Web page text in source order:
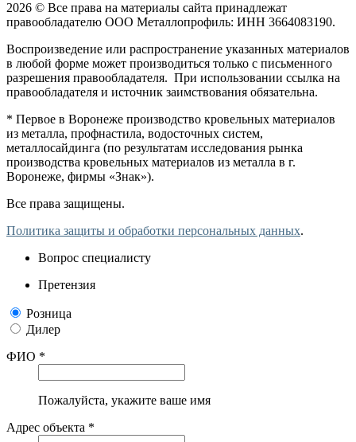
2026 © Все права на материалы сайта принадлежат
правообладателю ООО Металлопрофиль: ИНН 3664083190.
Воспроизведение или распространение указанных материалов
в любой форме может производиться только с письменного
разрешения правообладателя. При использовании ссылка на
правообладателя и источник заимствования обязательна.
* Первое в Воронеже производство кровельных материалов
из металла, профнастила, водосточных систем,
металлосайдинга (по результатам исследования рынка
производства кровельных материалов из металла в г.
Воронеже, фирмы «Знак»).
Все права защищены.
Политика защиты и обработки персональных данных.
Вопрос специалисту
Претензия
Розница
Дилер
ФИО *
Пожалуйста, укажите ваше имя
Адрес объекта *